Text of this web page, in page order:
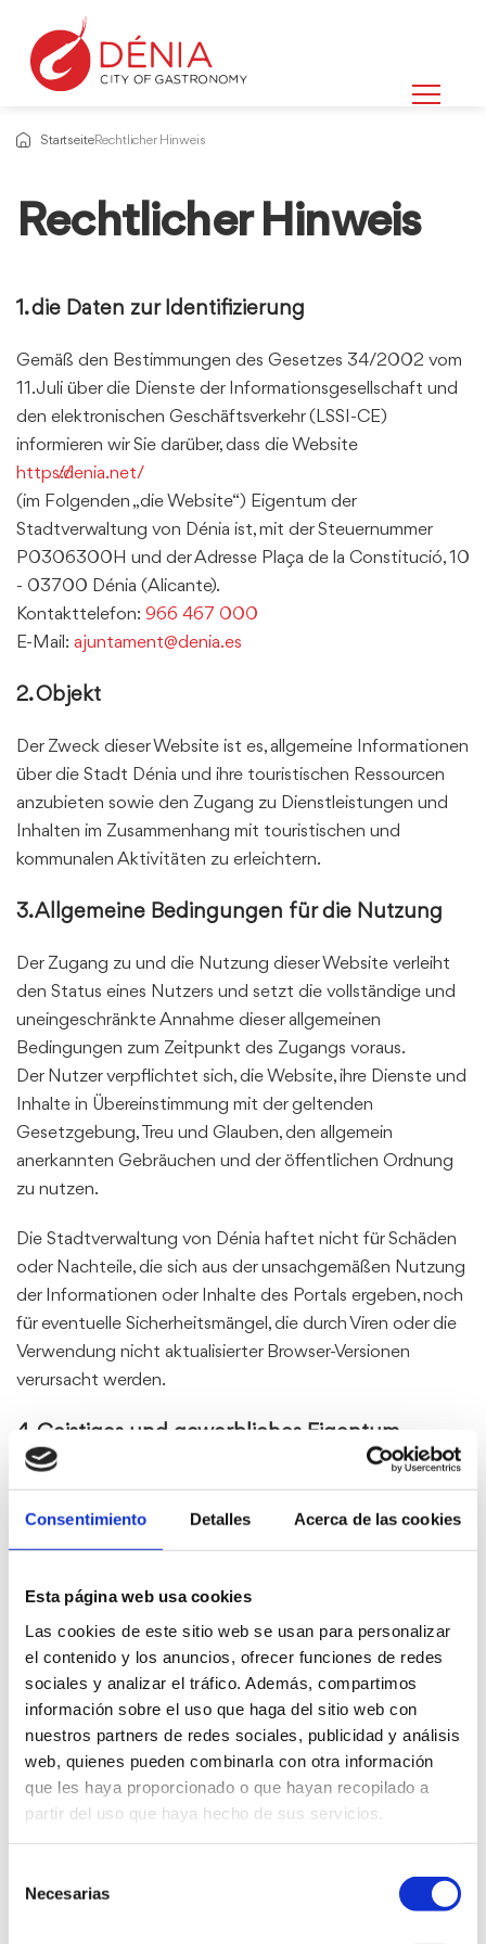
Consentimiento Detalles Acerca de las cookies
Esta página web usa cookies
Las cookies de este sitio web se usan para personalizar
el contenido y los anuncios, ofrecer funciones de redes
sociales y analizar el tráfico. Además, compartimos
información sobre el uso que haga del sitio web con
nuestros partners de redes sociales, publicidad y análisis
web, quienes pueden combinarla con otra información
que les haya proporcionado o que hayan recopilado a
partir del uso que haya hecho de sus servicios.
Necesarias
StartseiteRechtlicher Hinweis
Rechtlicher Hinweis
Informationen
über
1. die Daten zur Identifizierung
Gemäß den Bestimmungen des Gesetzes 34/2002 vom
11. Juli über die Dienste der Informationsgesellschaft und
den elektronischen Geschäftsverkehr (LSSI-CE)
informieren wir Sie darüber, dass die Website
https://denia.net/
(im Folgenden „die Website“) Eigentum der
Stadtverwaltung von Dénia ist, mit der Steuernummer
P0306300H und der Adresse Plaça de la Constitució, 10
- 03700 Dénia (Alicante).
Kontakttelefon: 966 467 000
E-Mail: ajuntament@denia.es
2. Objekt
Der Zweck dieser Website ist es, allgemeine Informationen
über die Stadt Dénia und ihre touristischen Ressourcen
anzubieten sowie den Zugang zu Dienstleistungen und
Inhalten im Zusammenhang mit touristischen und
kommunalen Aktivitäten zu erleichtern.
3. Allgemeine Bedingungen für die Nutzung
Der Zugang zu und die Nutzung dieser Website verleiht
den Status eines Nutzers und setzt die vollständige und
uneingeschränkte Annahme dieser allgemeinen
Bedingungen zum Zeitpunkt des Zugangs voraus.
Der Nutzer verpflichtet sich, die Website, ihre Dienste und
Inhalte in Übereinstimmung mit der geltenden
Gesetzgebung, Treu und Glauben, den allgemein
anerkannten Gebräuchen und der öffentlichen Ordnung
zu nutzen.
Die Stadtverwaltung von Dénia haftet nicht für Schäden
oder Nachteile, die sich aus der unsachgemäßen Nutzung
der Informationen oder Inhalte des Portals ergeben, noch
für eventuelle Sicherheitsmängel, die durch Viren oder die
Verwendung nicht aktualisierter Browser-Versionen
verursacht werden.
4. Geistiges und gewerbliches Eigentum
Logos, Marken usw.) sind Eigentum der Stadtverwaltung
Die Vervielfältigung, Verbreitung, öffentliche Wiedergabe
oder Umgestaltung dieser Inhalte ist ohne die
ausdrückliche schriftliche Genehmigung der Eigentümer
verboten.
5. Links
Die Website kann Links zu Seiten von Dritten enthalten.
Die Stadtverwaltung von Dénia übernimmt keine
Verantwortung für die Inhalte, Informationen oder
ausschließlich informativen Charakter haben und keine